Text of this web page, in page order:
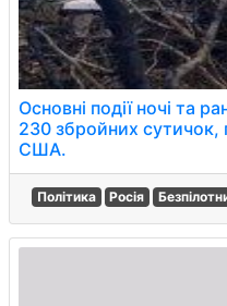
Основні події ночі та
230 збройних сутичок,
США.
Політика Росія